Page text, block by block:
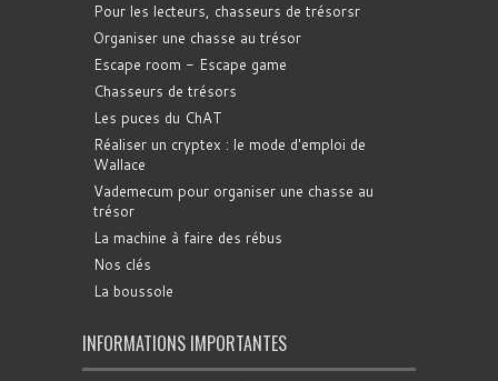
Pour les lecteurs, chasseurs de trésorsr
Organiser une chasse au trésor
Escape room - Escape game
Chasseurs de trésors
Les puces du ChAT
Réaliser un cryptex : le mode d'emploi de
Wallace
Vademecum pour organiser une chasse au
trésor
La machine à faire des rébus
Nos clés
La boussole
INFORMATIONS IMPORTANTES